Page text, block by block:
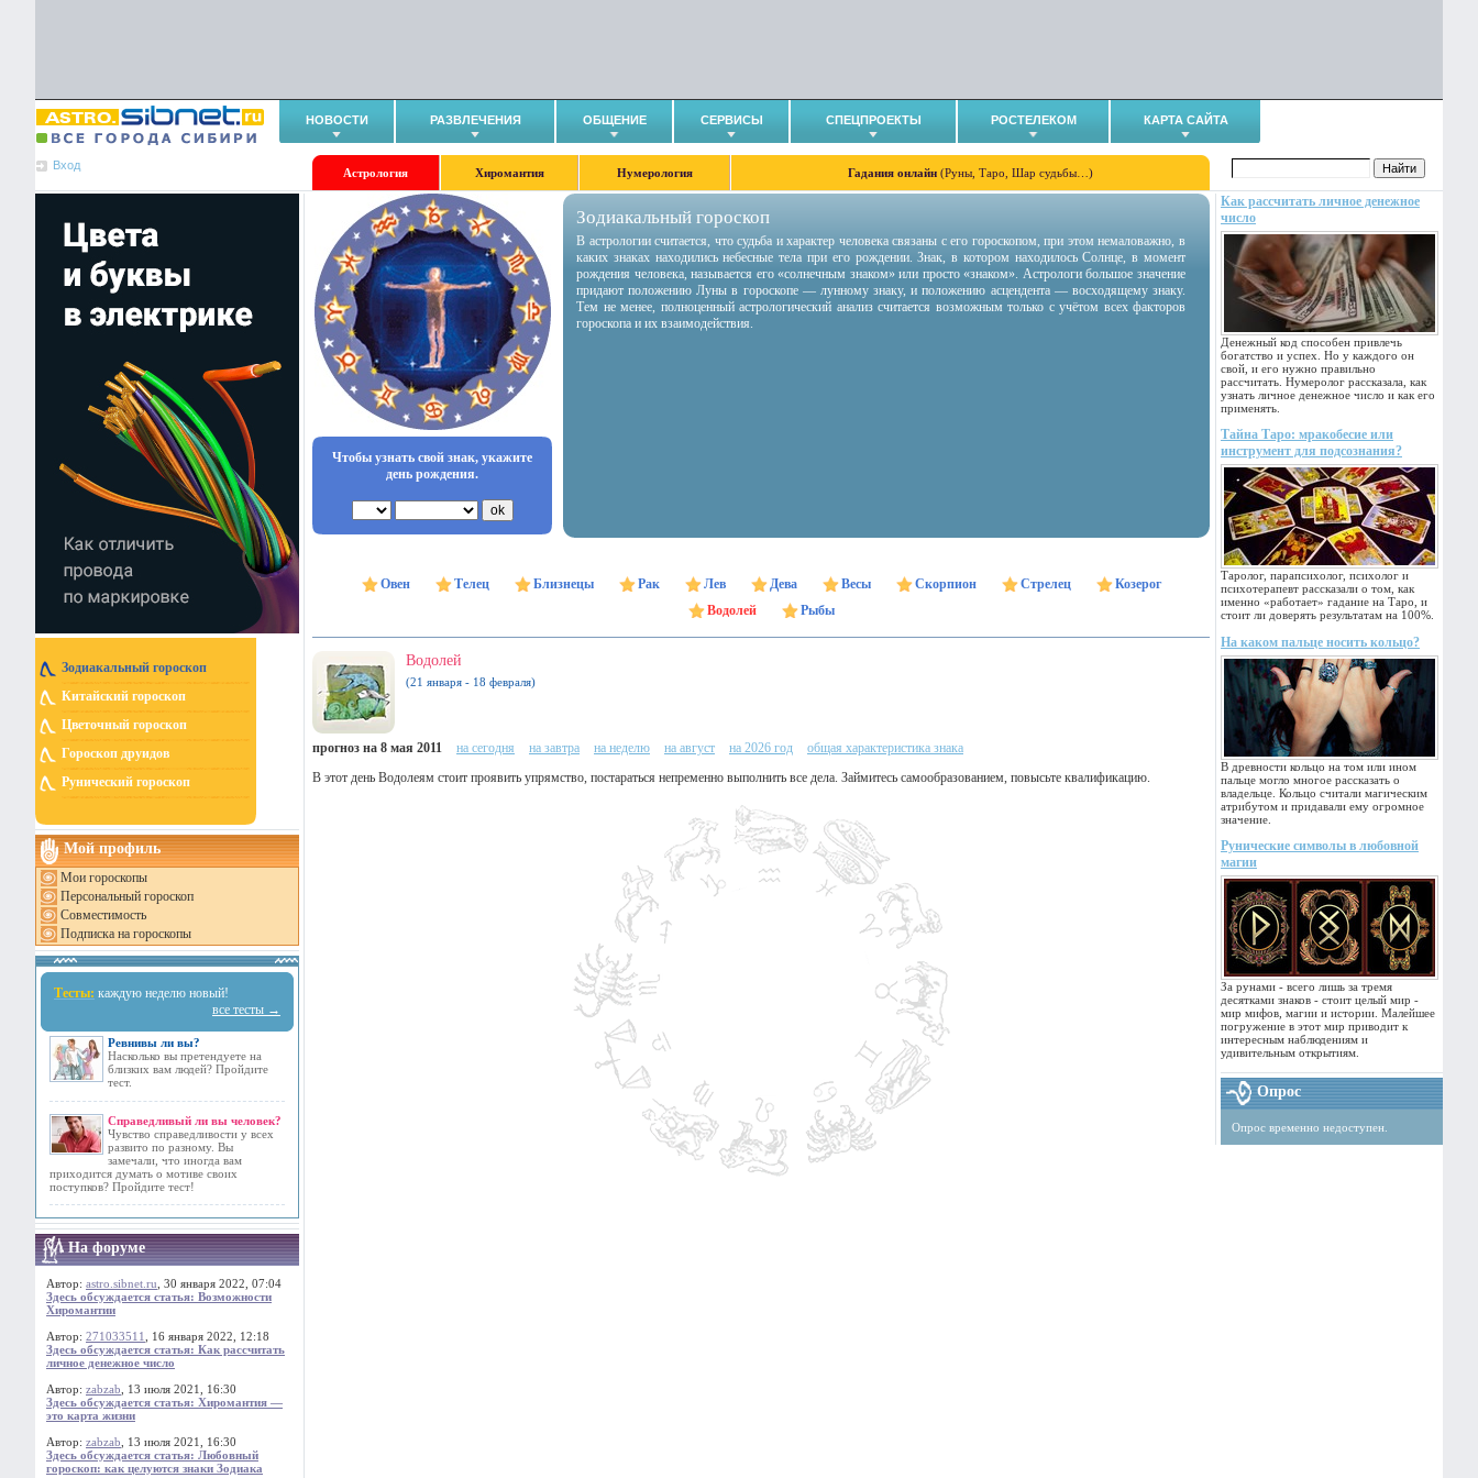
НОВОСТИ РАЗВЛЕЧЕНИЯ ОБЩЕНИЕ СЕРВИСЫ СПЕЦПРОЕКТЫ РОСТЕЛЕКОМ КАРТА САЙТА
Вход
Астрология Хиромантия Нумерология Гадания онлайн (Руны, Таро, Шар судьбы…)
Зодиакальный гороскоп
Китайский гороскоп
Цветочный гороскоп
Гороскоп друидов
Рунический гороскоп
Мой профиль
Мои гороскопы
Персональный гороскоп
Совместимость
Подписка на гороскопы
Тесты: каждую неделю новый!
все тесты →
Ревнивы ли вы?
Насколько вы претендуете на
близких вам людей? Пройдите
тест.
Справедливый ли вы человек?
Чувство справедливости у всех
развито по разному. Вы
замечали, что иногда вам
приходится думать о мотиве своих
поступков? Пройдите тест!
На форуме
Автор: astro.sibnet.ru , 30 января 2022, 07:04
Здесь обсуждается статья: Возможности
Хиромантии
Автор: 271033511
, 16 января 2022, 12:18
Здесь обсуждается статья: Как рассчитать
личное денежное число
Автор: zabzab , 13 июля 2021, 16:30
Здесь обсуждается статья: Хиромантия —
это карта жизни
Автор: zabzab , 13 июля 2021, 16:30
Здесь обсуждается статья: Любовный
гороскоп: как целуются знаки Зодиака
Как рассчитать личное денежное
число
Денежный код способен привлечь
богатство и успех. Но у каждого он
свой, и его нужно правильно
рассчитать. Нумеролог рассказала, как
узнать личное денежное число и как его
применять.
Тайна Таро: мракобесие или
инструмент для подсознания?
Таролог, парапсихолог, психолог и
психотерапевт рассказали о том, как
именно «работает» гадание на Таро, и
стоит ли доверять результатам на 100%.
На каком пальце носить кольцо?
В древности кольцо на том или ином
пальце могло многое рассказать о
владельце. Кольцо считали магическим
атрибутом и придавали ему огромное
значение.
Рунические символы в любовной
магии
За рунами - всего лишь за тремя
десятками знаков - стоит целый мир -
мир мифов, магии и истории. Малейшее
погружение в этот мир приводит к
интересным наблюдениям и
удивительным открытиям.
Опрос
Опрос временно недоступен.
Чтобы узнать свой знак, укажите
день рождения.
Зодиакальный гороскоп
В астрологии считается, что судьба и характер человека связаны с его гороскопом, при этом немаловажно, в
каких знаках находились небесные тела при его рождении. Знак, в котором находилось Солнце, в момент
рождения человека, называется его «солнечным знаком» или просто «знаком». Астрологи большое значение
придают положению Луны в гороскопе — лунному знаку, и положению асцендента — восходящему знаку.
Тем не менее, полноценный астрологический анализ считается возможным только с учётом всех факторов
гороскопа и их взаимодействия.
Овен Телец Близнецы Рак Лев Дева Весы Скорпион Стрелец
Козерог
Водолей
Рыбы
Водолей
(21 января - 18 февраля)
прогноз на 8 мая 2011 на сегодня на завтра на неделю на август на 2026 год
общая характеристика знака
В этот день Водолеям стоит проявить упрямство, постараться непременно выполнить все дела. Займитесь самообразованием, повысьте квалификацию.